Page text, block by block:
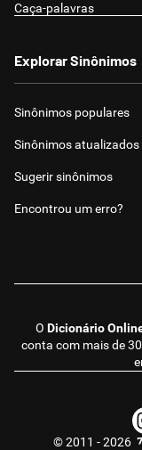
Caça-palavras
O Dicionário
conta com mais de
Explorar Sinônimos
Sinônimos populares
Sinônimos atualizados
Sugerir sinônimos
Encontrou um erro?
© 2011 - 2026